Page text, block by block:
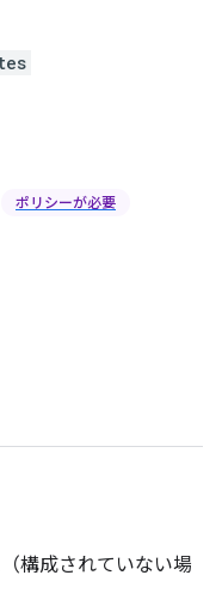
ポリシーが必要
構成されていない場